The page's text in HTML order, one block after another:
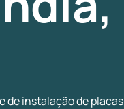
de instalação de placas